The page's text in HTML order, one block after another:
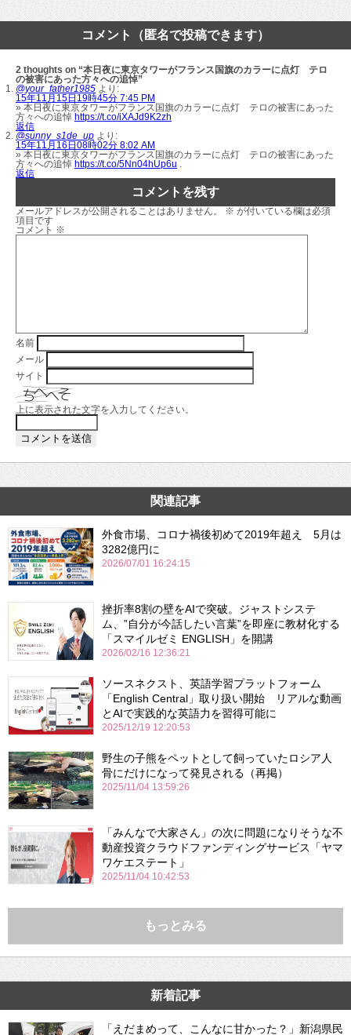
コメント（匿名で投稿できます）
2 thoughts on “本日夜に東京タワーがフランス国旗のカラーに点灯 テロ
の被害にあった方々への追悼”
@your_father1985 より:
15年11月15日19時45分 7:45 PM
» 本日夜に東京タワーがフランス国旗のカラーに点灯 テロの被害にあった
方々への追悼 https://t.co/iXAJd9K2zh
返信
@sunny_s1de_up より:
15年11月16日08時02分 8:02 AM
» 本日夜に東京タワーがフランス国旗のカラーに点灯 テロの被害にあった
方々への追悼 https://t.co/5Nn04hUp6u
返信
コメントを残す
メールアドレスが公開されることはありません。 ※ が付いている欄は必須
項目です
コメント ※
名前
メール
サイト
上に表示された文字を入力してください。
関連記事
外食市場、コロナ禍後初めて2019年超え 5月は
3282億円に
2026/07/01 16:24:15
挫折率8割の壁をAIで突破。ジャストシステ
ム、”自分が今話したい言葉”を即座に教材化する
「スマイルゼミ ENGLISH」を開講
2026/02/16 12:36:21
ソースネクスト、英語学習プラットフォーム
「English Central」取り扱い開始 リアルな動画
とAIで実践的な英語力を習得可能に
2025/12/19 12:20:53
野生の子熊をペットとして飼っていたロシア人
骨にだけになって発見される（再掲）
2025/11/04 13:59:26
「みんなで大家さん」の次に問題になりそうな不
動産投資クラウドファンディングサービス「ヤマ
ワケエステート」
2025/11/04 10:42:53
もっとみる
新着記事
「えだまめって、こんなに甘かった？」新潟県民